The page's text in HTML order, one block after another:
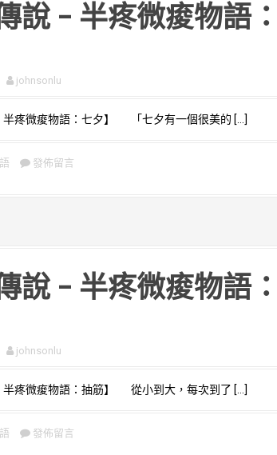
說 – 半疼微痠物語：
johnsonlu
半疼微痠物語：七夕】 「七夕有一個很美的 […]
發佈留言
說 – 半疼微痠物語：
johnsonlu
半疼微痠物語：抽筋】 從小到大，每次到了 […]
發佈留言